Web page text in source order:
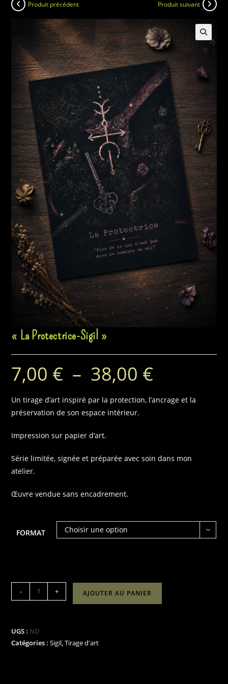
Produit précédent Produit suivant
« La Protectrice-Sigil »
7,00 € – 38,00 €Plage
38,00 €
Un tirage d’art inspiré par la protection, l’ancrage et la
préservation de son espace intérieur.
Impression sur papier d’art.
Série limitée, signée et préparée avec soin dans mon
atelier.
Œuvre vendue sans encadrement.
FORMAT Choisir une option
quantité
de
Sigil"
- + AJOUTER AU PANIER
UGS : ND
Catégories :Sigil,Tirage d'art